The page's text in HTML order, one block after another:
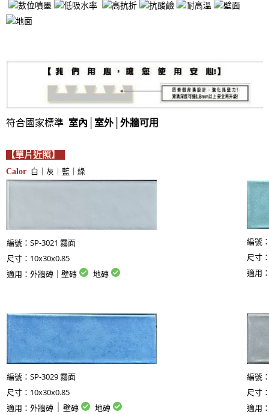
符合國家標準 室內│室外 外牆可用
【單片近照】
Calor 白｜灰｜藍｜綠
編號： SP-3021 霧面
尺寸： 10x30x0.85
適用：外牆磚｜壁磚 地磚
編號
尺寸
適用
編號： SP-3029 霧面
尺寸： 10x30x0.85
適用： 外牆磚 壁磚 地磚
編號
尺寸
適用